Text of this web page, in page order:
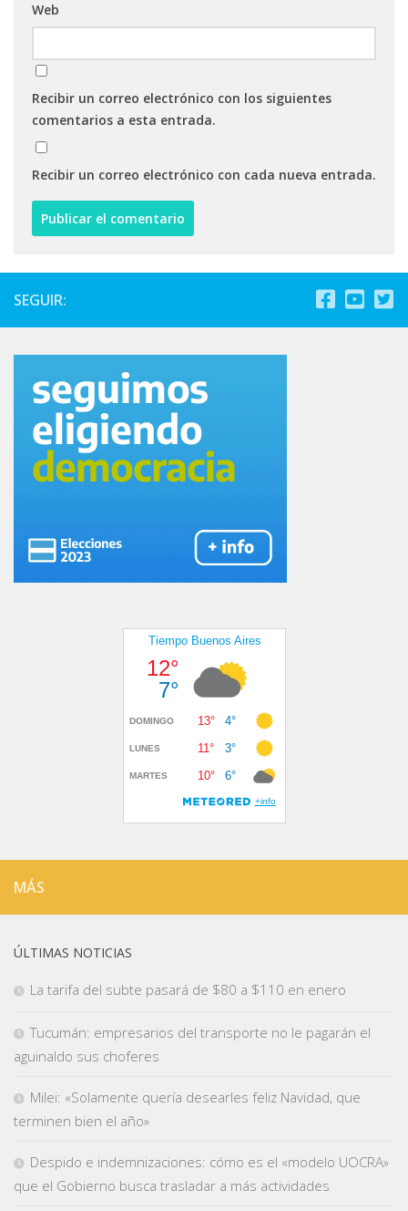
Web
Recibir un correo electrónico con los siguientes
comentarios a esta entrada.
Recibir un correo electrónico con cada nueva entrada.
SEGUIR:
MÁS
ÚLTIMAS NOTICIAS
La tarifa del subte pasará de $80 a $110 en enero
Tucumán: empresarios del transporte no le pagarán el
aguinaldo sus choferes
Milei: «Solamente quería desearles feliz Navidad, que
terminen bien el año»
Despido e indemnizaciones: cómo es el «modelo UOCRA»
que el Gobierno busca trasladar a más actividades